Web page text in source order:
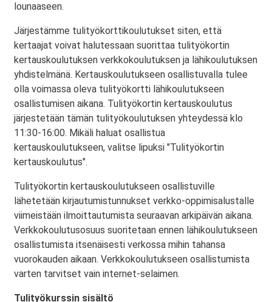
lounaaseen.
Järjestämme tulityökorttikoulutukset siten, että
kertaajat voivat halutessaan suorittaa tulityökortin
kertauskoulutuksen verkkokoulutuksen ja lähikoulutuksen
yhdistelmänä. Kertauskoulutukseen osallistuvalla tulee
olla voimassa oleva tulityökortti lähikoulutukseen
osallistumisen aikana. Tulityökortin kertauskoulutus
järjestetään tämän tulityökoulutuksen yhteydessä klo
11:30-16:00. Mikäli haluat osallistua
kertauskoulutukseen, valitse lipuksi "Tulityökortin
kertauskoulutus".
Tulityökortin kertauskoulutukseen osallistuville
lähetetään kirjautumistunnukset verkko-oppimisalustalle
viimeistään ilmoittautumista seuraavan arkipäivän aikana.
Verkkokoulutusosuus suoritetaan ennen lähikoulutukseen
osallistumista itsenäisesti verkossa mihin tahansa
vuorokauden aikaan. Verkkokoulutukseen osallistumista
varten tarvitset vain internet-selaimen.
Tulityökurssin sisältö